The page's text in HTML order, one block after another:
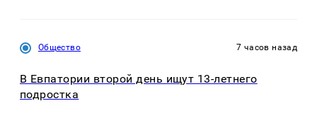
Общество 7 часов назад
В Евпатории второй день ищут 13-летнего
подростка